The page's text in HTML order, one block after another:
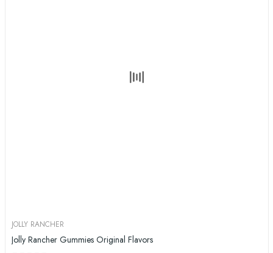
JOLLY RANCHER
Jolly Rancher Gummies Original Flavors